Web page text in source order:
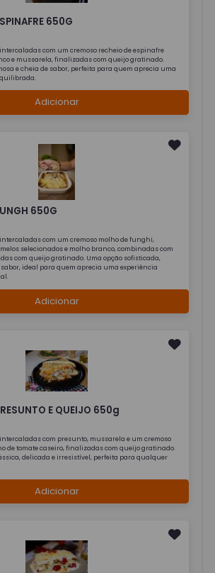
650G
com um cremoso recheio de espinafre
e mussarela, finalizadas com queijo gratinado.
e cheia de sabor, perfeita para quem aprecia uma
Adicionar
650G
com um cremoso molho de funghi,
selecionados e molho branco, combinadas com
com queijo gratinado. Uma opção sofisticada,
sabor, ideal para quem aprecia uma experiência
Adicionar
E QUEIJO 650g
com presunto, mussarela e um cremoso
de tomate caseiro, finalizadas com queijo gratinado.
delicada e irresistível, perfeita para qualquer
Adicionar